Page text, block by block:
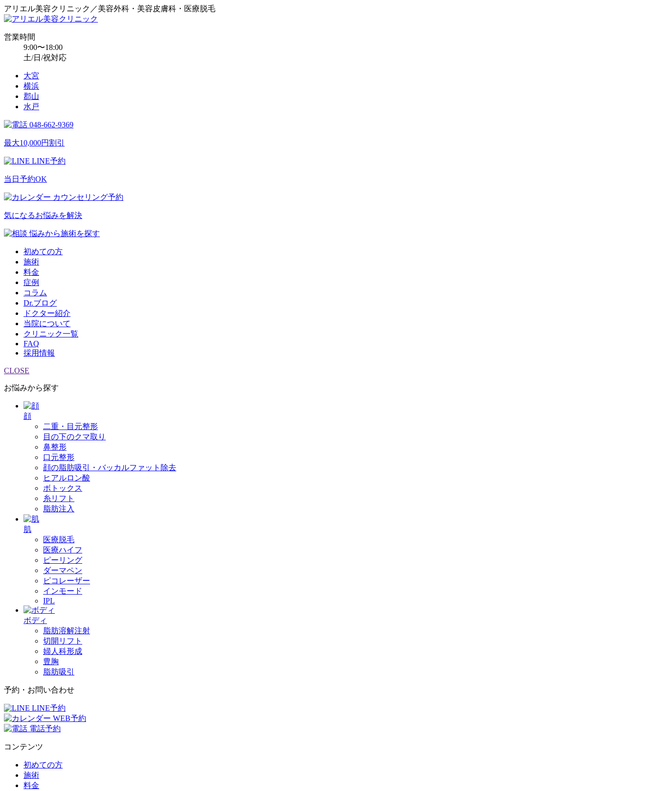
アリエル美容クリニック／美容外科・美容皮膚科・医療脱毛
営業時間
9:00〜18:00
土/日/祝対応
大宮
横浜
郡山
水戸
048-662-9369
最大10,000円割引
LINE予約
当日予約OK
カウンセリング予約
気になるお悩みを解決
悩みから施術を探す
初めての方
施術
料金
症例
コラム
Dr.ブログ
ドクター紹介
当院について
クリニック一覧
FAQ
採用情報
CLOSE
お悩みから探す
顔
二重・目元整形
目の下のクマ取り
鼻整形
口元整形
顔の脂肪吸引・バッカルファット除去
ヒアルロン酸
ボトックス
糸リフト
脂肪注入
肌
医療脱毛
医療ハイフ
ピーリング
ダーマペン
ピコレーザー
インモード
IPL
ボディ
脂肪溶解注射
切開リフト
婦人科形成
豊胸
脂肪吸引
予約・お問い合わせ
LINE予約
WEB予約
電話予約
コンテンツ
初めての方
施術
料金